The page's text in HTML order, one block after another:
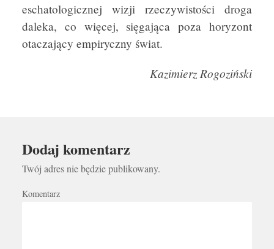
eschatologicznej wizji rzeczywistości droga
daleka, co więcej, sięgająca poza horyzont
otaczający empiryczny świat.
Kazimierz Rogoziński
Dodaj komentarz
Twój adres nie będzie publikowany.
Komentarz